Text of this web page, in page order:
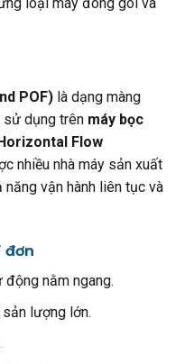
POF) là dạng màng
sử dụng trên máy bọc
Flow
nhiều nhà máy sản xuất
vận hành liên tục và
đơn
nằm ngang.
lượng lớn.